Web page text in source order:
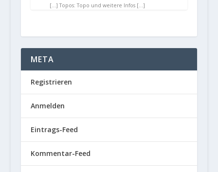
[…] Topos: Topo und weitere Infos […]
META
Registrieren
Anmelden
Eintrags-Feed
Kommentar-Feed